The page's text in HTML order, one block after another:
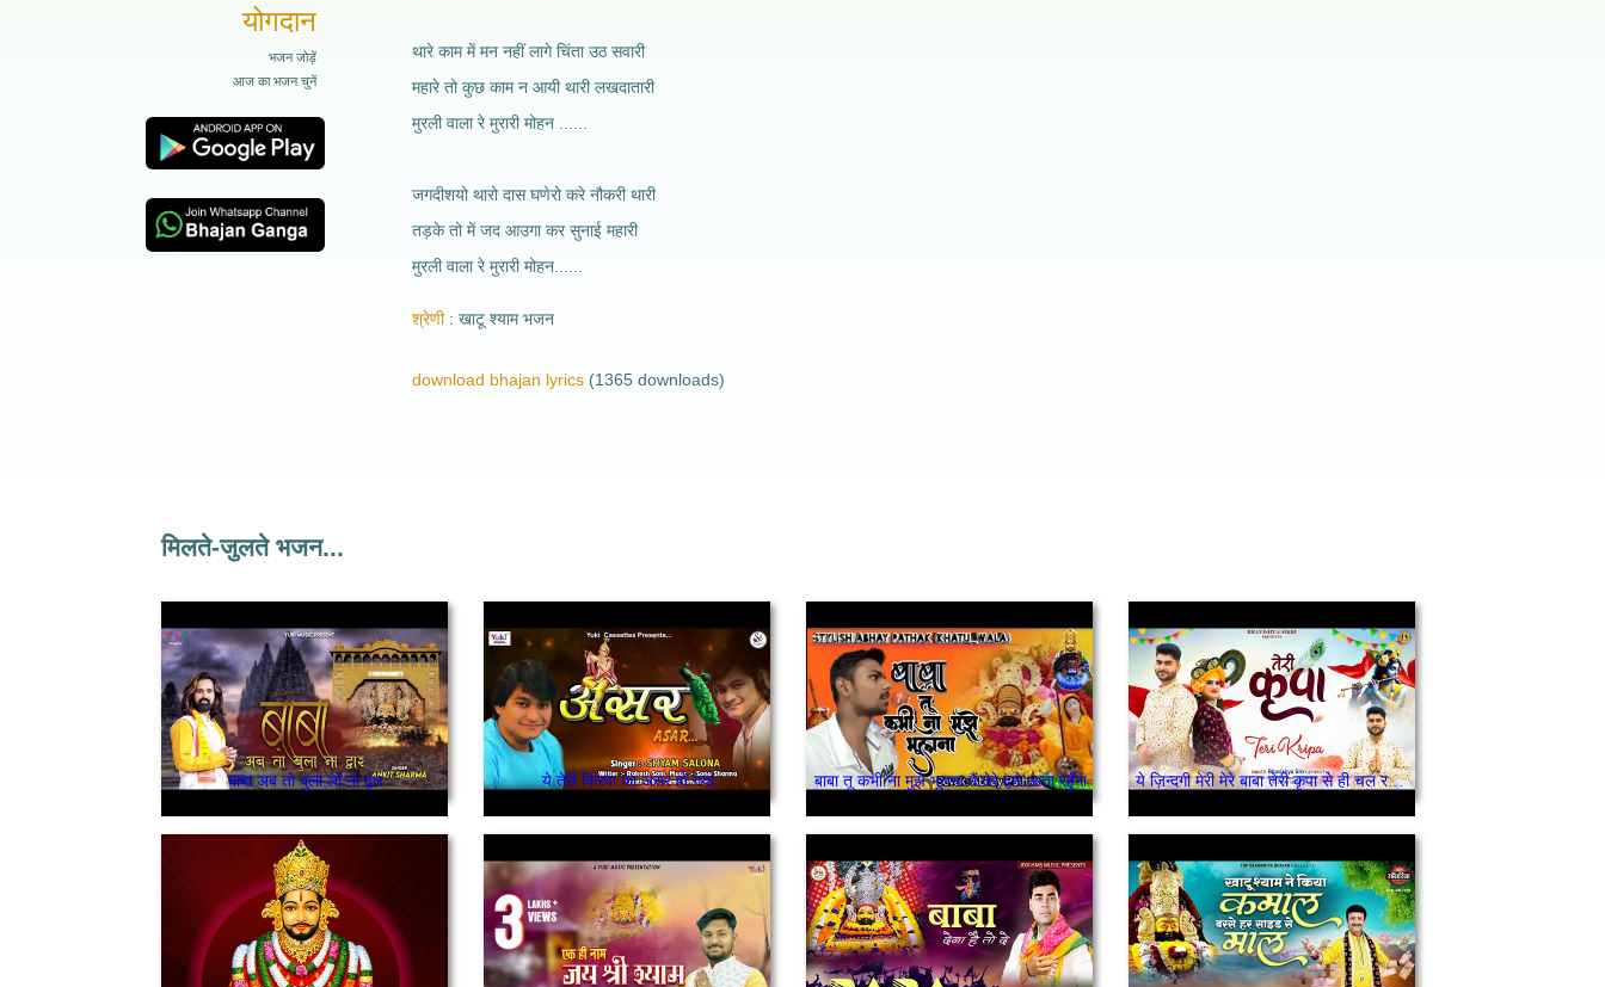
योगदान
भजन जोड़ें
आज का भजन चुनें
थारे काम में मन नहीं लागे चिंता उठ सवारी
महारे तो कुछ काम न आयी थारी लखदातारी
मुरली वाला रे मुरारी मोहन ......
जगदीशयो थारो दास घणेरो करे नौकरी थारी
तड़के तो में जद आउगा कर सुनाई महारी
मुरली वाला रे मुरारी मोहन......
श्रेणी खाटू श्याम भजन
download bhajan lyrics (1365 downloads)
मिलते-जुलते भजन...
बाबा अब तो बुला लो ना द्वार ये तेरी किरपा का असर हो गया बाबा तू कभी ना मुझे भूलना मैं तेरे द्वारे आता रहूँगा ये ज़िन्दगी मेरी मेरे बाबा तेरी कृपा से ही चल रही है